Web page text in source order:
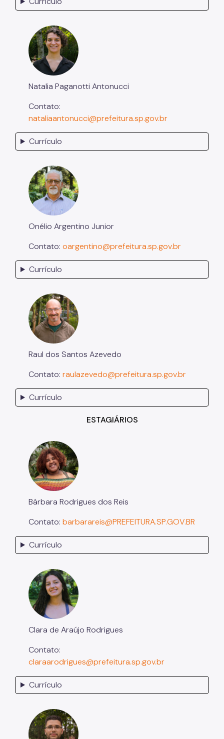
Natalia Paganotti Antonucci
Contato:
nataliaantonucci@prefeitura.sp.gov.br
Currículo
Onélio Argentino Junior
Contato: oargentino@prefeitura.sp.gov.br
Currículo
Raul dos Santos Azevedo
Contato: raulazevedo@prefeitura.sp.gov.br
Currículo
ESTAGIÁRIOS
Bárbara Rodrigues dos Reis
Contato: barbarareis@PREFEITURA.SP.GOV.BR
Currículo
Clara de Araújo Rodrigues
Contato:
claraarodrigues@prefeitura.sp.gov.br
Currículo